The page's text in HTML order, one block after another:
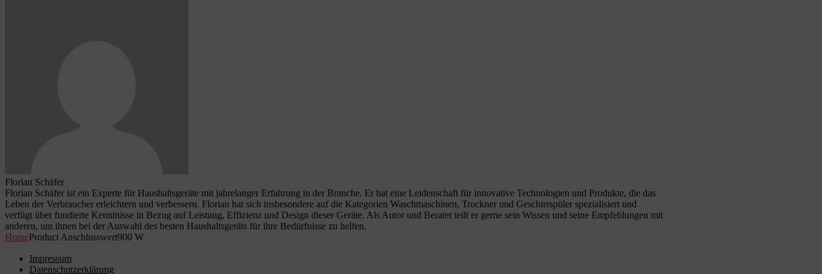
Florian Schäfer
Florian Schäfer ist ein Experte für Haushaltsgeräte mit jahrelanger Erfahrung in der Branche. Er hat eine Leidenschaft für innovative Technologien und Produkte, die das
Leben der Verbraucher erleichtern und verbessern. Florian hat sich insbesondere auf die Kategorien Waschmaschinen, Trockner und Geschirrspüler spezialisiert und
verfügt über fundierte Kenntnisse in Bezug auf Leistung, Effizienz und Design dieser Geräte. Als Autor und Berater teilt er gerne sein Wissen und seine Empfehlungen mit
anderen, um ihnen bei der Auswahl des besten Haushaltsgeräts für ihre Bedürfnisse zu helfen.
HomeProduct Anschlusswert900 W
Impressum
Datenschutzerklärung